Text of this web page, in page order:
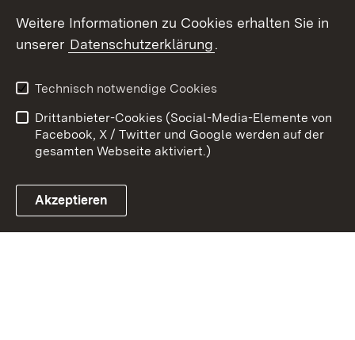
Link zum Landesportal
Kontakt
Datenschutz
Barrierefreiheit
Impressum Cookies
Weitere Informationen zu Cookies erhalten Sie in
unserer Datenschutzerklärung.
Technisch notwendige Cookies
Drittanbieter-Cookies (Social-Media-Elemente von
Facebook, X / Twitter und Google werden auf der
gesamten Webseite aktiviert.)
Akzeptieren